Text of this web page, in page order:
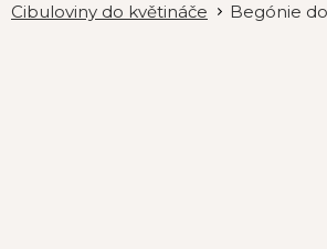
Cibuloviny do květináče
Begónie